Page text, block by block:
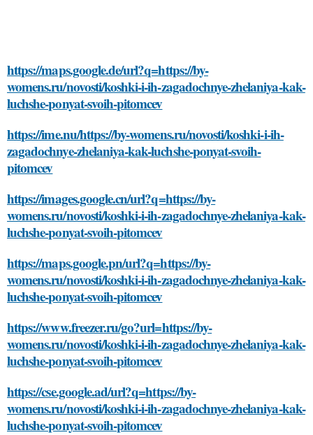
https://maps.google.de/url?q=https://by-
womens.ru/novosti/koshki-i-ih-zagadochnye-zhelaniya-kak-
luchshe-ponyat-svoih-pitomcev
https://ime.nu/https://by-womens.ru/novosti/koshki-i-ih-
zagadochnye-zhelaniya-kak-luchshe-ponyat-svoih-
pitomcev
https://images.google.cn/url?q=https://by-
womens.ru/novosti/koshki-i-ih-zagadochnye-zhelaniya-kak-
luchshe-ponyat-svoih-pitomcev
https://maps.google.pn/url?q=https://by-
womens.ru/novosti/koshki-i-ih-zagadochnye-zhelaniya-kak-
luchshe-ponyat-svoih-pitomcev
https://www.freezer.ru/go?url=https://by-
womens.ru/novosti/koshki-i-ih-zagadochnye-zhelaniya-kak-
luchshe-ponyat-svoih-pitomcev
https://cse.google.ad/url?q=https://by-
womens.ru/novosti/koshki-i-ih-zagadochnye-zhelaniya-kak-
luchshe-ponyat-svoih-pitomcev